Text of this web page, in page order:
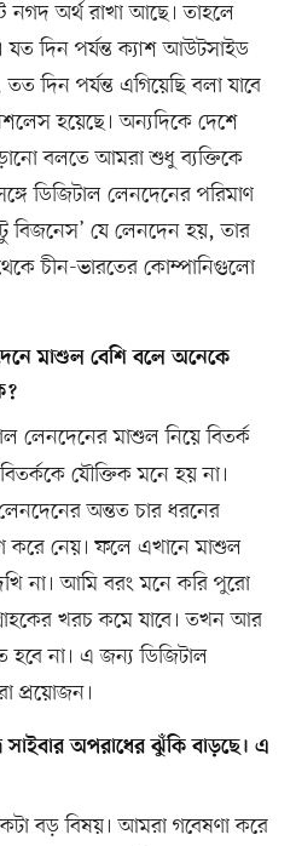
নগদ অর্থ রাখা আছে। তাহলে
দিন পর্যন্ত ক্যাশ আউটসাইড
দিন পর্যন্ত এগিয়েছি বলা যাবে
হয়েছে। অন্যদিকে দেশে
বলতে আমরা শুধু ব্যক্তিকে
ডিজিটাল লেনদেনের পরিমাণ
বিজনেস’ যে লেনদেন হয়, তার
চীন-ভারতের কোম্পানিগুলো
মাশুল বেশি বলে অনেকে
লেনদেনের মাশুল নিয়ে বিতর্ক
যৌক্তিক মনে হয় না।
অন্তত চার ধরনের
করে নেয়। ফলে এখানে মাশুল
না। আমি বরং মনে করি পুরো
খরচ কমে যাবে। তখন আর
না। এ জন্য ডিজিটাল
প্রয়োজন।
সাইবার অপরাধের ঝুঁকি বাড়ছে। এ
বড় বিষয়। আমরা গবেষণা করে